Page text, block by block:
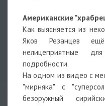
Американские
Как выясняется из
Яков Резанцев
нелицеприятные
подробности.
На одном из видео с
"мирняка" с
безоружный